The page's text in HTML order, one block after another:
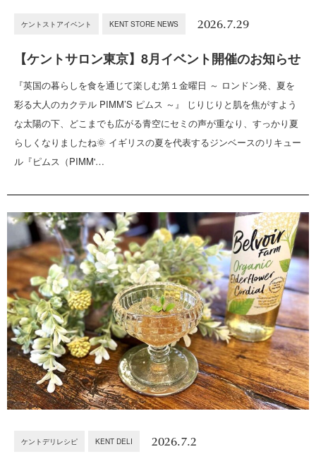
ケントストアイベント KENT STORE NEWS 2026.7.29
【ケントサロン東京】8月イベント開催のお知らせ
『英国の暮らしを食を通じて楽しむ第１金曜日 ～ ロンドン発、夏を
彩る大人のカクテル PIMM’S ピムス ～』 じりじりと肌を焦がすよう
な太陽の下、どこまでも広がる青空にセミの声が重なり、すっかり夏
らしくなりましたね🌞 イギリスの夏を代表するジンベースのリキュー
ル『ピムス（PIMM'…
ケントデリレシピ KENT DELI 2026.7.2